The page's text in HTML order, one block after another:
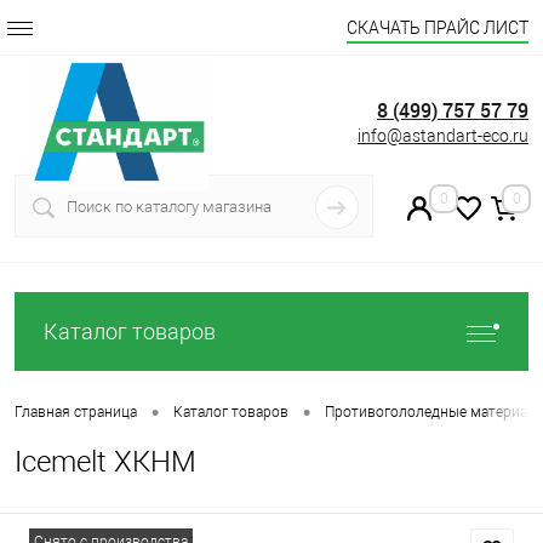
СКАЧАТЬ ПРАЙС ЛИСТ
8 (499) 757 57 79
info@astandart-eco.ru
0 0
Каталог товаров
Главная страница • Каталог товаров • Противогололедные
Icemelt ХКНМ